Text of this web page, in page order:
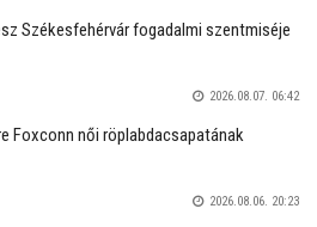
Székesfehérvár fogadalmi szentmiséje
2026.08.07. 06:42
Foxconn női röplabdacsapatának
2026.08.06. 20:23